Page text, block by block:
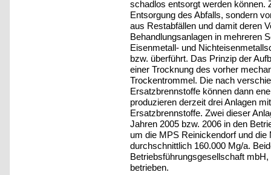
schadlos entsorgt werden können.
Entsorgung des Abfalls, sondern
aus Restabfällen und damit deren
Behandlungsanlagen in mehreren
Eisenmetall- und
bzw. überführt. Das Prinzip der
einer Trocknung des vorher
Trockentrommel. Die nach
Ersatzbrennstoffe können dann
produzieren derzeit drei Anlagen
Ersatzbrennstoffe. Zwei dieser
Jahren 2005 bzw. 2006 in den
um die MPS Reinickendorf und
durchschnittlich 160.000 Mg/a.
Betriebsführungsgesellschaft
betrieben.